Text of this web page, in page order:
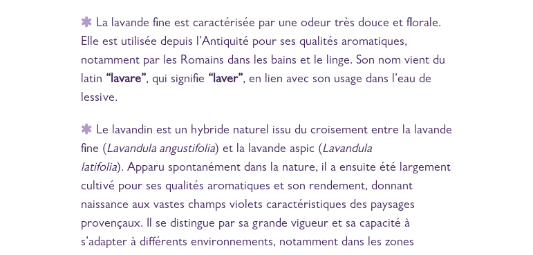
La lavande fine est caractérisée par une odeur très douce et florale.
Elle est utilisée depuis l’Antiquité pour ses qualités aromatiques,
notamment par les Romains dans les bains et le linge. Son nom vient du
latin “lavare”, qui signifie “laver”, en lien avec son usage dans l’eau de
lessive.
Le lavandin est un hybride naturel issu du croisement entre la lavande
fine (Lavandula angustifolia) et la lavande aspic (Lavandula
latifolia). Apparu spontanément dans la nature, il a ensuite été largement
cultivé pour ses qualités aromatiques et son rendement, donnant
naissance aux vastes champs violets caractéristiques des paysages
provençaux. Il se distingue par sa grande vigueur et sa capacité à
s’adapter à différents environnements, notamment dans les zones